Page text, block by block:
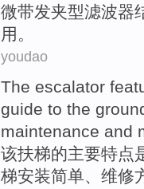
微带发夹型滤波器
用。
youdao
The escalator
guide to the
maintenance and
该扶梯的主要特点
梯安装简单、 维修